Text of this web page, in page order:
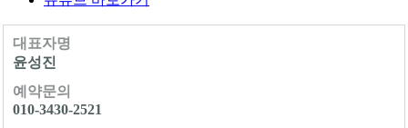
대표자명
윤성진
예약문의
010-3430-2521